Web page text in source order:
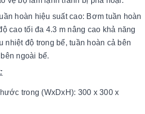
hoàn hiệu suất cao: Bơm tuần hoàn
cao tối đa 4.3 m nâng cao khả năng
nhiệt độ trong bể, tuần hoàn cả bên
ngoài bể.
trong (WxDxH): 300 x 300 x